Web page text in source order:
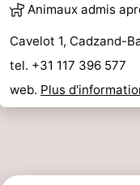
Animaux admis
Cavelot 1, Cadzand-
tel. +31 117 396 577
web. Plus